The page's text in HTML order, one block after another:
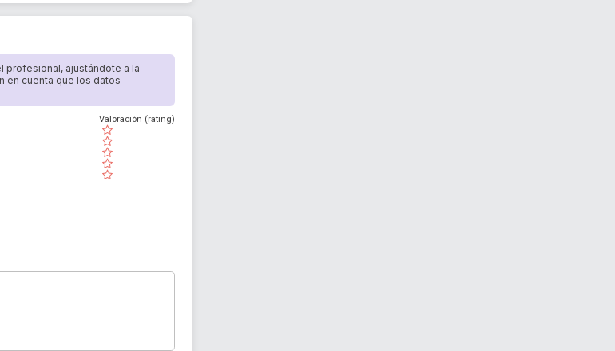
profesional, ajustándote a la
en cuenta que los datos
( )
( )
( )
( )
( )
Valoración (rating)